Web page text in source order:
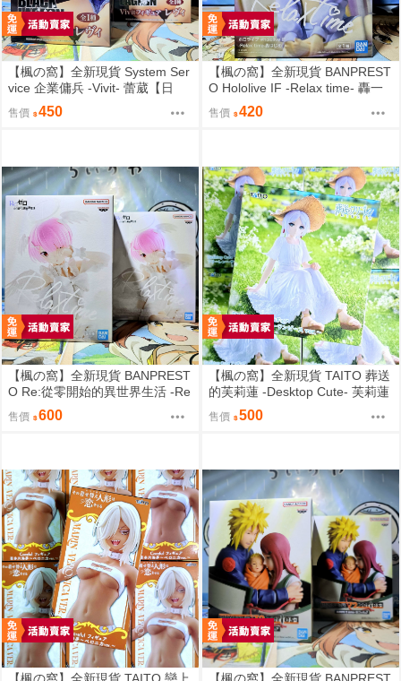
【楓の窩】全新現貨 System Ser
vice 企業傭兵 -Vivit- 蕾葳【日
售價 450
【楓の窩】全新現貨 BANPREST
O Hololive IF -Relax time- 轟一
【日版】
售價 420
【楓の窩】全新現貨 BANPREST
O Re:從零開始的異世界生活 -Re
lax time- 拉姆 甜蜜天使ver.【日
版】
售價 600
【楓の窩】全新現貨 TAITO 葬送
的芙莉蓮 -Desktop Cute- 芙莉蓮
夏日連身裙ver.【日版】
售價 500